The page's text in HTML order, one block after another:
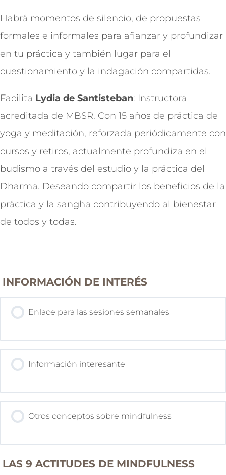
Habrá momentos de silencio, de propuestas
formales e informales para afianzar y profundizar
en tu práctica y también lugar para el
cuestionamiento y la indagación compartidas.
Facilita Lydia de Santisteban: Instructora
acreditada de MBSR. Con 15 años de práctica de
yoga y meditación, reforzada periódicamente con
cursos y retiros, actualmente profundiza en el
budismo a través del estudio y la práctica del
Dharma. Deseando compartir los beneficios de la
práctica y la sangha contribuyendo al bienestar
de todos y todas.
INFORMACIÓN DE INTERÉS
Enlace para las sesiones semanales
Información interesante
Otros conceptos sobre mindfulness
LAS 9 ACTITUDES DE MINDFULNESS